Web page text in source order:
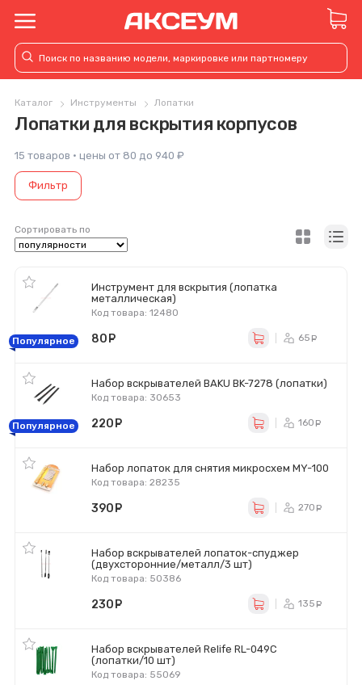
Каталог Инструменты Лопатки
Лопатки для вскрытия корпусов
15 товаров · цены от 80 до 940 ₽
Фильтр
Сортировать по
Инструмент для вскрытия (лопатка
металлическая)
Код товара: 12480
Популярное 80 65
Набор вскрывателей BAKU BK-7278 (лопатки)
Код товара: 30653
Популярное 220 160
Набор лопаток для снятия микросхем MY-100
Код товара: 28235
390 270
Набор вскрывателей лопаток-спуджер
(двухсторонние/металл/3 шт)
Код товара: 50386
230 135
Набор вскрывателей Relife RL-049C
(лопатки/10 шт)
Код товара: 55069